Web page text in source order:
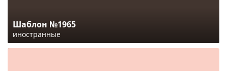
Шаблон №1965
иностранные